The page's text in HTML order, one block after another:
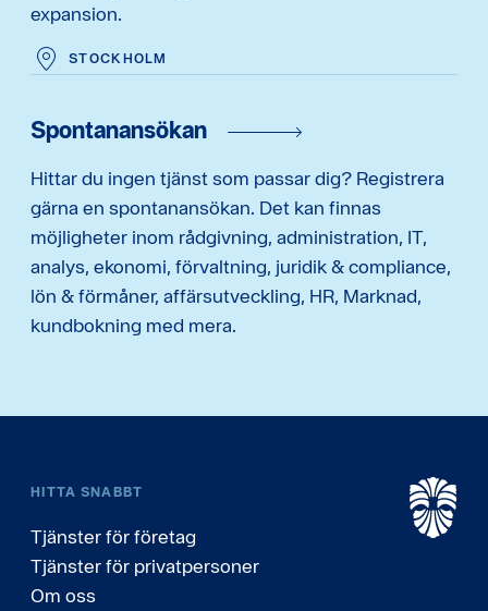
expansion.
STOCKHOLM
Spontanansökan
Hittar du ingen tjänst som passar dig? Registrera
gärna en spontanansökan. Det kan finnas
möjligheter inom rådgivning, administration, IT,
analys, ekonomi, förvaltning, juridik & compliance,
lön & förmåner, affärsutveckling, HR, Marknad,
kundbokning med mera.
HITTA SNABBT
Tjänster för företag
Tjänster för privatpersoner
Om oss